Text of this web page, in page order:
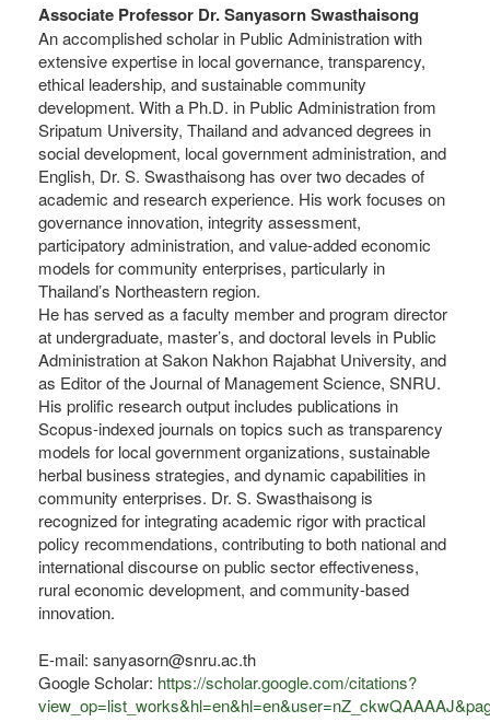
Associate Professor Dr. Sanyasorn Swasthaisong
An accomplished scholar in Public Administration with
extensive expertise in local governance, transparency,
ethical leadership, and sustainable community
development. With a Ph.D. in Public Administration from
Sripatum University, Thailand and advanced degrees in
social development, local government administration, and
English, Dr. S. Swasthaisong has over two decades of
academic and research experience. His work focuses on
governance innovation, integrity assessment,
participatory administration, and value-added economic
models for community enterprises, particularly in
Thailand’s Northeastern region.
He has served as a faculty member and program director
at undergraduate, master’s, and doctoral levels in Public
Administration at Sakon Nakhon Rajabhat University, and
as Editor of the Journal of Management Science, SNRU.
His prolific research output includes publications in
Scopus-indexed journals on topics such as transparency
models for local government organizations, sustainable
herbal business strategies, and dynamic capabilities in
community enterprises. Dr. S. Swasthaisong is
recognized for integrating academic rigor with practical
policy recommendations, contributing to both national and
international discourse on public sector effectiveness,
rural economic development, and community-based
innovation.
E-mail: sanyasorn@snru.ac.th
Google Scholar: https://scholar.google.com/citations?